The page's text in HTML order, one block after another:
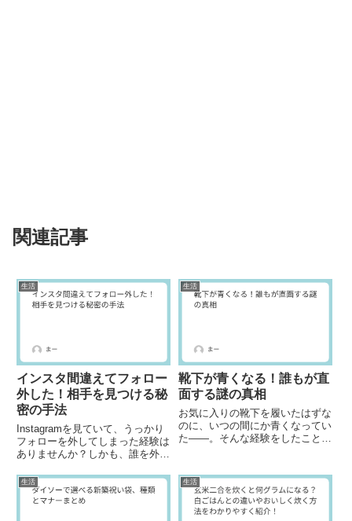
関連記事
生活
インスタ間違えてフォロー
外した！相手を見つける秘
密の手法
Instagramを見ていて、うっかり
フォローを外してしまった経験は
ありませんか？しかも、誰を外し
ともあるでしょう。この記事で
は、間違えてフォローを外してし
まった相手を見つけ出す方法と、
生活
靴下が青くなる！誰もが直
面する謎の真相
お気に入りの靴下を履いたはずな
のに、いつの間にか青くなってい
た――。そんな経験をしたことが
不思議に思って終わらせてしまう
この現象には、実ははっきりとし
た理由があります。この記事で
は...
生活 生活